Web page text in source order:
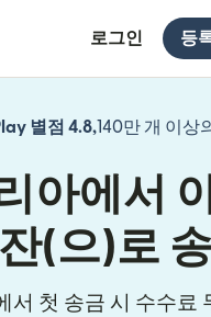
로그인 등
별점 4.8,140만 개 이상
아에서
(으)로
서 첫 송금 시 수수료